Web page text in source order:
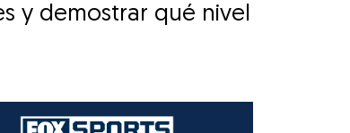
y demostrar qué nivel